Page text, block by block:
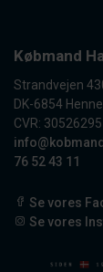
Købmand
Strandvejen
DK-6854
CVR: 30526295
76 52 43 11
Se vores
Se vores